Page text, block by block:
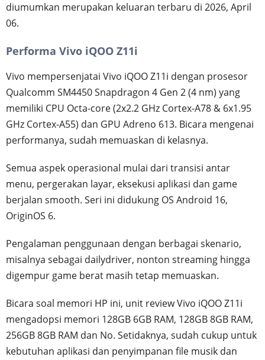
diumumkan merupakan keluaran terbaru di 2026, April
06.
Performa Vivo iQOO Z11i
Vivo mempersenjatai Vivo iQOO Z11i dengan prosesor
Qualcomm SM4450 Snapdragon 4 Gen 2 (4 nm) yang
memiliki CPU Octa-core (2x2.2 GHz Cortex-A78 & 6x1.95
GHz Cortex-A55) dan GPU Adreno 613. Bicara mengenai
performanya, sudah memuaskan di kelasnya.
Semua aspek operasional mulai dari transisi antar
menu, pergerakan layar, eksekusi aplikasi dan game
berjalan smooth. Seri ini didukung OS Android 16,
OriginOS 6.
Pengalaman penggunaan dengan berbagai skenario,
misalnya sebagai dailydriver, nonton streaming hingga
digempur game berat masih tetap memuaskan.
Bicara soal memori HP ini, unit review Vivo iQOO Z11i
mengadopsi memori 128GB 6GB RAM, 128GB 8GB RAM,
256GB 8GB RAM dan No. Setidaknya, sudah cukup untuk
kebutuhan aplikasi dan penyimpanan file musik dan